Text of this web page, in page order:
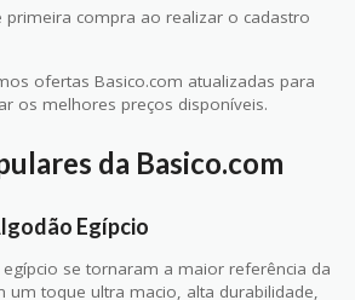
primeira compra ao realizar o cadastro
ofertas Basico.com atualizadas para
os melhores preços disponíveis.
da Basico.com
Egípcio
se tornaram a maior referência da
um toque ultra macio, alta durabilidade,